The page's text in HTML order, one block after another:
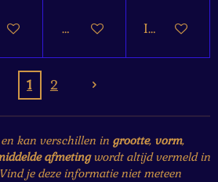
Houd mij op de hoogte
In
1 2
kan verschillen in grootte, vorm,
afmetingwordt altijd vermeld in
je deze informatie niet meteen